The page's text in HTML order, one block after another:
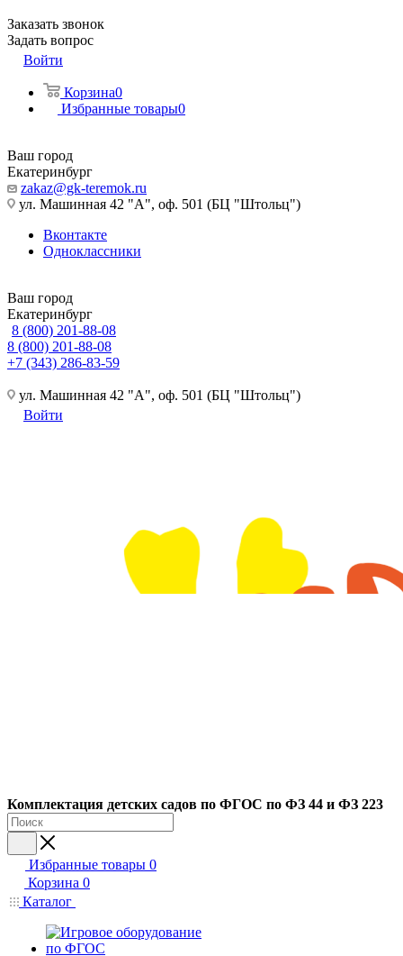
Заказать звонок
Задать вопрос
Войти
Корзина0
Избранные товары0
Ваш город
Екатеринбург
zakaz@gk-teremok.ru
ул. Машинная 42 "А", оф. 501 (БЦ "Штольц")
Вконтакте
Одноклассники
Ваш город
Екатеринбург
8 (800) 201-88-08
8 (800) 201-88-08
+7 (343) 286-83-59
ул. Машинная 42 "А", оф. 501 (БЦ "Штольц")
Войти
Комплектация детских садов по ФГОC по ФЗ 44 и ФЗ 223
Избранные товары 0
Корзина 0
Каталог